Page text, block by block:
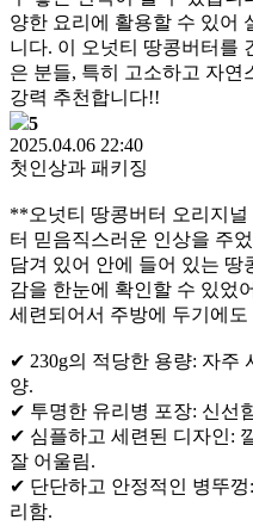
양한 요리에 활용할 수 있어
니다. 이 오넛티 땅콩버터를
은 분들, 특히 고소하고 자연
강력 추천합니다!!
5
2025.04.06 22:40
첫인상과 패키징
**오넛티 땅콩버터 오리지널
터 믿음직스러운 인상을 주
담겨 있어 안에 들어 있는 땅
감을 한눈에 확인할 수 있었
세련되어서 주방에 두기에
✔ 230g의 적당한 용량: 자주
양.
✔ 투명한 유리병 포장: 신선
✔ 심플하고 세련된 디자인:
잘 어울림.
✔ 단단하고 안정적인 병뚜
리함.